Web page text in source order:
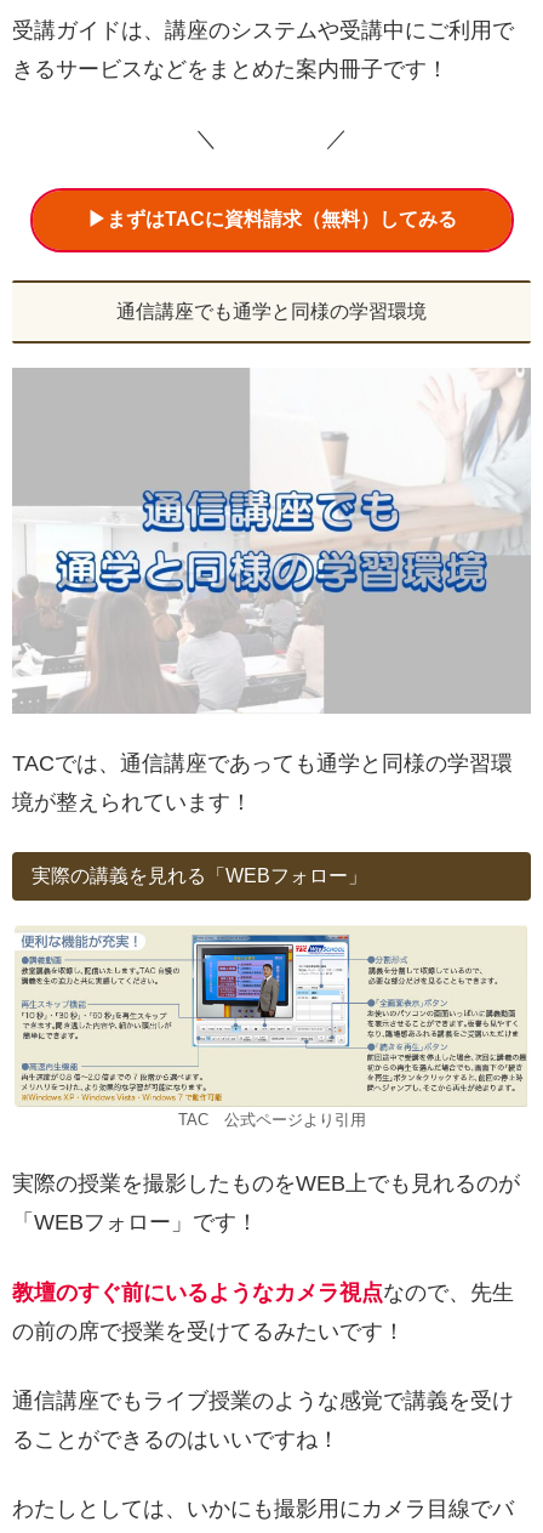
受講ガイドは、講座のシステムや受講中にご利用で
きるサービスなどをまとめた案内冊子です！
＼ ／
▶まずはTACに資料請求（無料）してみる
通信講座でも通学と同様の学習環境
TACでは、通信講座であっても通学と同様の学習環
境が整えられています！
実際の講義を見れる「WEBフォロー」
TAC 公式ページより引用
実際の授業を撮影したものをWEB上でも見れるのが
「WEBフォロー」です！
教壇のすぐ前にいるようなカメラ視点なので、先生
の前の席で授業を受けてるみたいです！
通信講座でもライブ授業のような感覚で講義を受け
ることができるのはいいですね！
わたしとしては、いかにも撮影用にカメラ目線でバ